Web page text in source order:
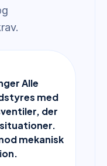
Alle
med
der
mekanisk